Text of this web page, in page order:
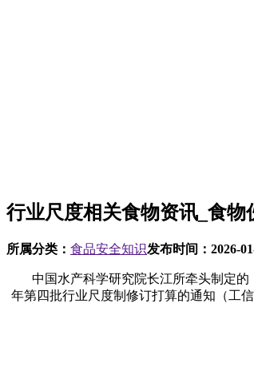
行业尺度相关食物资讯_食物
所属分类： 食品安全知识发布时间： 2026-
中国水产科学研究院长江所牵头制定的《
年第四批行业尺度制修订打算的通知（工